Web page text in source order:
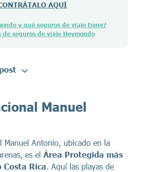
AQUÍ
y qué seguros de viaje tiene?
de seguros de viaje Heymondo
Manuel
Manuel Antonio, ubicado en la
es el Área Protegida más
Rica. Aquí las playas de